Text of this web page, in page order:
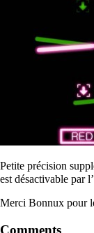
Petite précision
est désactivable par
Merci Bonnux pour
Comments